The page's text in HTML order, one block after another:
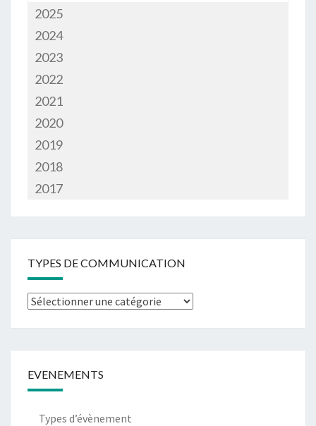
2025
2024
2023
2022
2021
2020
2019
2018
2017
TYPES DE COMMUNICATION
Types
EVENEMENTS
Types d’évènement